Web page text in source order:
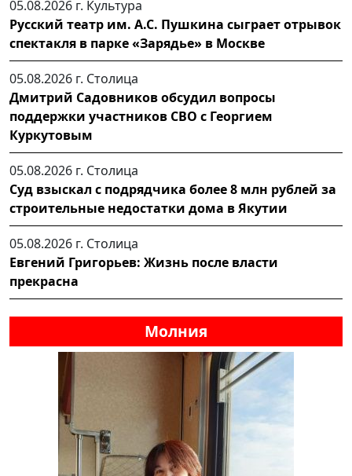
05.08.2026 г. Культура
Русский театр им. А.С. Пушкина сыграет отрывок
спектакля в парке «Зарядье» в Москве
05.08.2026 г. Столица
Дмитрий Садовников обсудил вопросы
поддержки участников СВО с Георгием
Куркутовым
05.08.2026 г. Столица
Суд взыскал с подрядчика более 8 млн рублей за
строительные недостатки дома в Якутии
05.08.2026 г. Столица
Евгений Григорьев: Жизнь после власти
прекрасна
Молния